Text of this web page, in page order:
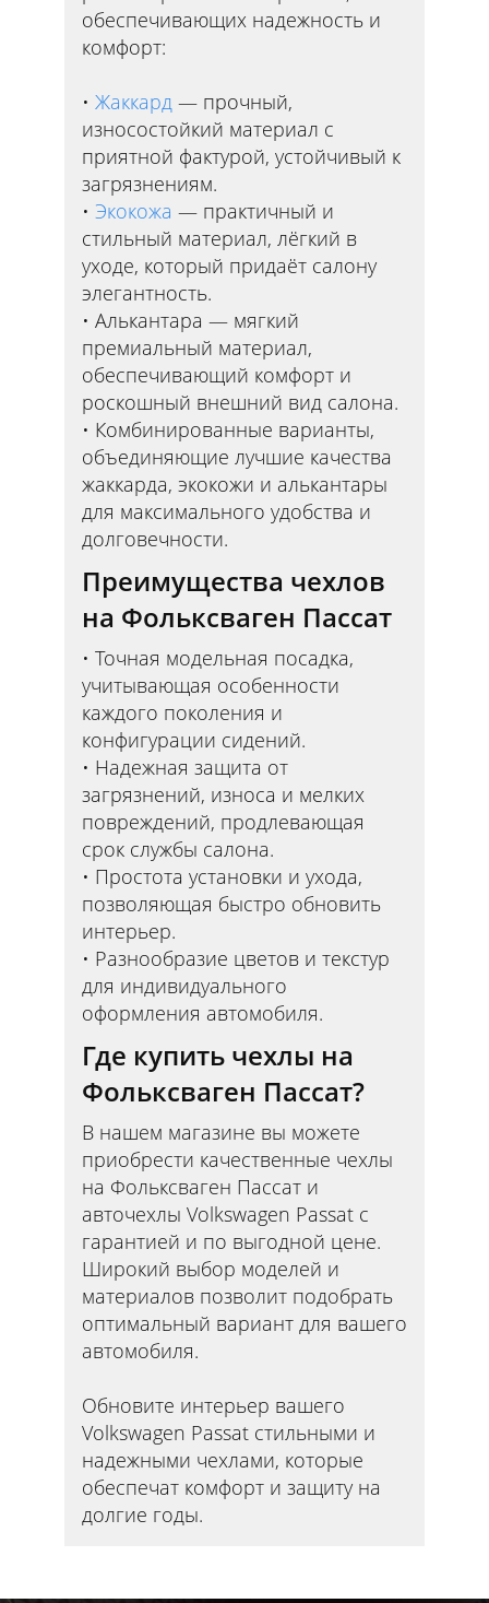
обеспечивающих надежность и
комфорт:
Жаккард — прочный,
износостойкий материал с
приятной фактурой, устойчивый к
загрязнениям.
Экокожа — практичный и
стильный материал, лёгкий в
уходе, который придаёт салону
элегантность.
Алькантара — мягкий
премиальный материал,
обеспечивающий комфорт и
роскошный внешний вид салона.
Комбинированные варианты,
объединяющие лучшие качества
жаккарда, экокожи и алькантары
для максимального удобства и
долговечности.
Преимущества чехлов
на Фольксваген Пассат
Точная модельная посадка,
учитывающая особенности
каждого поколения и
конфигурации сидений.
Надежная защита от
загрязнений, износа и мелких
повреждений, продлевающая
срок службы салона.
Простота установки и ухода,
позволяющая быстро обновить
интерьер.
Разнообразие цветов и текстур
для индивидуального
оформления автомобиля.
Где купить чехлы на
Фольксваген Пассат?
В нашем магазине вы можете
приобрести качественные чехлы
на Фольксваген Пассат и
авточехлы Volkswagen Passat с
гарантией и по выгодной цене.
Широкий выбор моделей и
материалов позволит подобрать
оптимальный вариант для вашего
автомобиля.
Обновите интерьер вашего
Volkswagen Passat стильными и
надежными чехлами, которые
обеспечат комфорт и защиту на
долгие годы.